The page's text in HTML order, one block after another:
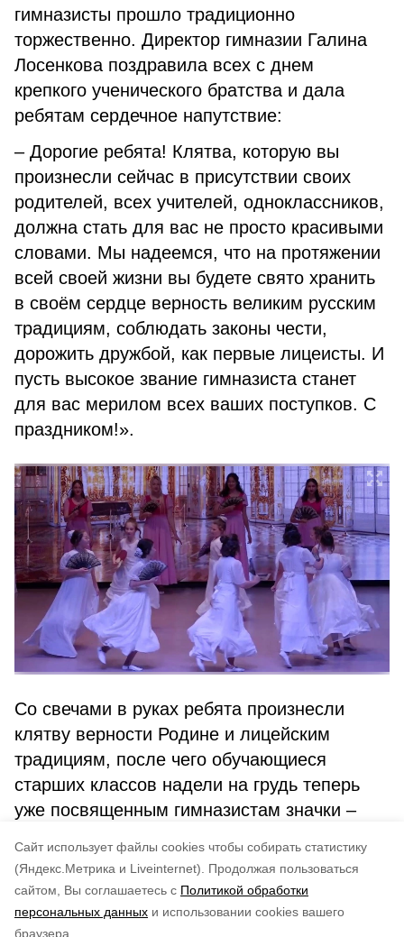
Cайт использует файлы cookies чтобы собирать статистику
(Яндекс.Метрика и Liveinternet).
Продолжая пользоваться
сайтом, Вы соглашаетесь с Политикой обработки
персональных данных и использовании cookies вашего
браузера.
гимназисты прошло традиционно
торжественно. Директор гимназии Галина
Лосенкова поздравила всех с днем
крепкого ученического братства и дала
ребятам сердечное напутствие:
– Дорогие ребята! Клятва, которую вы
произнесли сейчас в присутствии своих
родителей, всех учителей, одноклассников,
должна стать для вас не просто красивыми
словами. Мы надеемся, что на протяжении
всей своей жизни вы будете свято хранить
в своём сердце верность великим русским
традициям, соблюдать законы чести,
дорожить дружбой, как первые лицеисты. И
пусть высокое звание гимназиста станет
для вас мерилом всех ваших поступков. С
праздником!».
Со свечами в руках ребята произнесли
клятву верности Родине и лицейским
традициям, после чего обучающиеся
старших классов надели на грудь теперь
уже посвященным гимназистам значки –
братства.
по оценке